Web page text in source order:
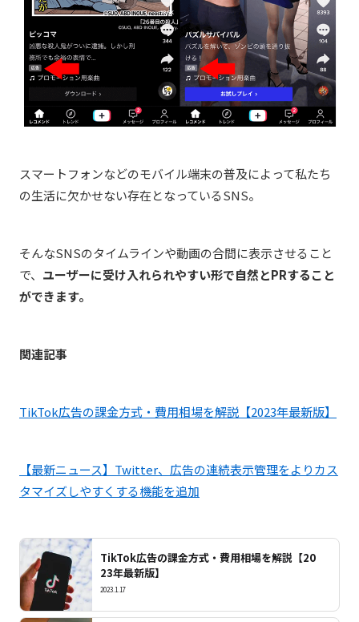
スマートフォンなどのモバイル端末の普及によって私たち
の生活に欠かせない存在となっているSNS。
そんなSNSのタイムラインや動画の合間に表示させること
で、 ユーザーに受け入れられやすい形で自然とPRすること
ができます。
関連記事
TikTok広告の課金方式・費用相場を解説【2023年最新版】
【最新ニュース】Twitter、広告の連続表示管理をよりカス
タマイズしやすくする機能を追加
TikTok広告の課金方式・費用相場を解説【20
23年最新版】
2023.1.17